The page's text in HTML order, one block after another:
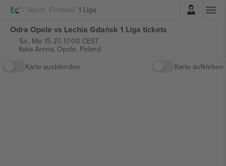
Sport Football 1 Liga
Odra Opole vs Lechia Gdańsk 1 Liga tickets
Sa., Mai 15 27, 17:00 CEST
Itaka Arena, Opole, Poland
Karte ausblenden
Karte aufkleben